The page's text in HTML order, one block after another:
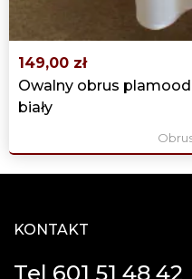
149,00 zł
Owalny obrus
biały
KONTAKT
Tel 601 51 48 42